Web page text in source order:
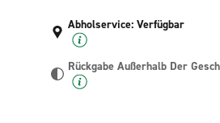
Abholservice: Verfügbar
Rückgabe Außerhalb Der